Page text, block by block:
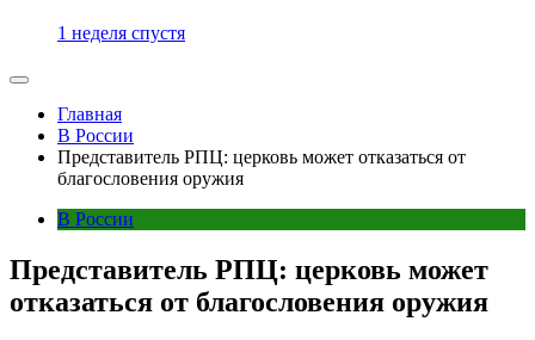
1 неделя спустя
Главная
В России
Представитель РПЦ: церковь может отказаться от
благословения оружия
В России
Представитель РПЦ: церковь может
отказаться от благословения оружия